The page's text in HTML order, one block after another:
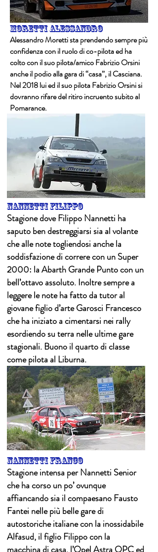
Moretti alessandro
Alessandro Moretti sta prendendo sempre più
confidenza con il ruolo di co-pilota ed ha
colto con il suo pilota/amico Fabrizio Orsini
anche il podio alla gara di “casa”, il Casciana.
Nel 2018 lui ed il suo pilota Fabrizio Orsini si
dovranno rifare del ritiro incruento subito al
Pomarance.
nannetti filippo
Stagione dove Filippo Nannetti ha
saputo ben destreggiarsi sia al volante
che alle note togliendosi anche la
soddisfazione di correre con un Super
2000: la Abarth Grande Punto con un
bell’ottavo assoluto. Inoltre sempre a
leggere le note ha fatto da tutor al
giovane figlio d’arte Garosci Francesco
che ha iniziato a cimentarsi nei rally
esordiendo su terra nelle ultime gare
stagionali. Buono il quarto di classe
come pilota al Liburna.
nannetti franco
Stagione intensa per Nannetti Senior
che ha corso un po’ ovunque
affiancando sia il compaesano Fausto
Fantei nelle più belle gare di
autostoriche italiane con la inossidabile
Alfasud, il figlio Filippo con la